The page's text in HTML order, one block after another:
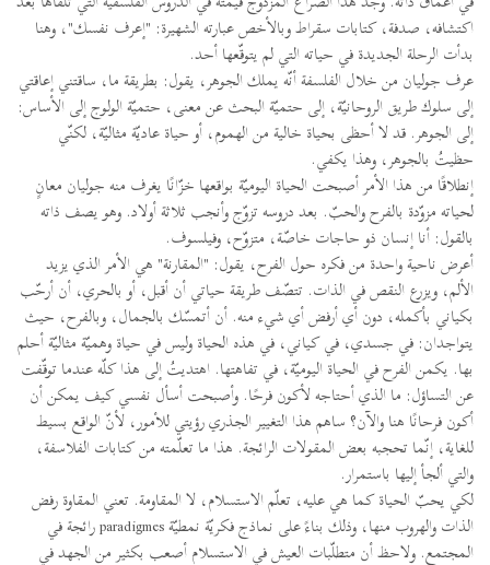
اكتشافه، صدفة، كتابات سقراط وبالأخص عبارته الشهيرة: "إعرف نفسك"، وهنا
بدأت الرحلة الجديدة في حياته التي لم يتوقّعها أحد.
عرف جوليان من خلال الفلسفة أنّه يملك الجوهر، يقول: بطريقة ما، ساقتني إعاقتي
إلى سلوك طريق الروحانيّة، إلى حتميّة البحث عن معنى، حتميّة الولوج إلى الأساس:
إلى الجوهر. قد لا أحظى بحياة خالية من الهموم، أو حياة عاديّة مثاليّة، لكنّي
حظيتُ بالجوهر، وهذا يكفي.
إنطلاقًا من هذا الأمر أصبحت الحياة اليوميّة بواقعها خزّانًا يغرف منه جوليان معانٍ
لحياته مزوّدة بالفرح والحبّ. بعد دروسه تزوّج وأنجب ثلاثة أولاد. وهو يصف ذاته
بالقول: أنا إنسان ذو حاجات خاصّة، متزوّح، وفيلسوف.
أعرض ناحية واحدة من فكره حول الفرح، يقول: "المقارنة" هي الأمر الذي يزيد
الألم، ويزرع النقص في الذات. تتصّف طريقة حياتي أن أقبل، أو بالحري، أن أرحّب
بكياني بأكمله، دون أي أرفض أي شيء منه. أن أتمسّك بالجمال، وبالفرح، حيث
يتواجدان: في جسدي، في كياني، في هذه الحياة وليس في حياة وهميّة مثاليّة أحلم
بها. يكمن الفرح في الحياة اليوميّة، في تفاهتها. اهتديتُ إلى هذا كلّه عندما توقّفت
عن التساؤل: ما الذي أحتاجه لأكون فرحًا. وأصبحت أسأل نفسي كيف يمكن أن
أكون فرحانًا هنا والآن؟ ساهم هذا التغيير الجذري رؤيتي للأمور، لأنّ الواقع بسيط
للغاية، إنّما تحجبه بعض المقولات الرائجة. هذا ما تعلّمته من كتابات الفلاسفة،
والتي ألجأ إليها باستمرار.
لكي يحبّ الحياة كما هي عليه، تعلّم الاستسلام، لا المقاومة. تعني المقاوة رفض
الذات والهروب منها، وذلك بناءً على نماذج فكريّة نمطيّة paradigmes رائجة في
المجتمع. ولاحظ أن متطلّبات العيش في الاستسلام أصعب بكثير من الجهد في